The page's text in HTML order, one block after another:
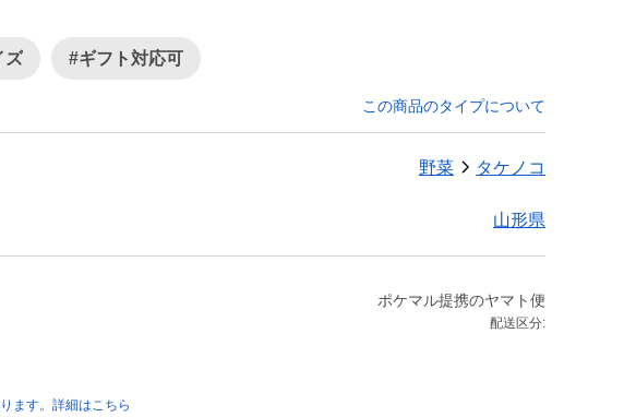
ズ #ギフト対応可
この商品のタイプについて
野菜 タケノコ
山形県
ポケマル提携のヤマト便
配送区分:
ます。詳細はこちら